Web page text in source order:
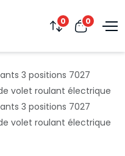
0 0